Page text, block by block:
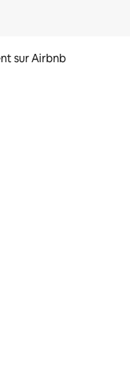
sur Airbnb